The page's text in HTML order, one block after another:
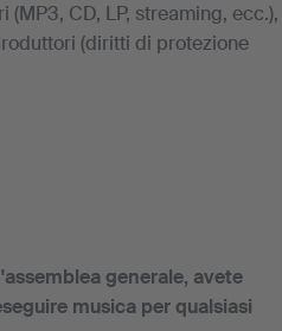
CD, LP, streaming, ecc.),
(diritti di protezione
generale, avete
musica per qualsiasi